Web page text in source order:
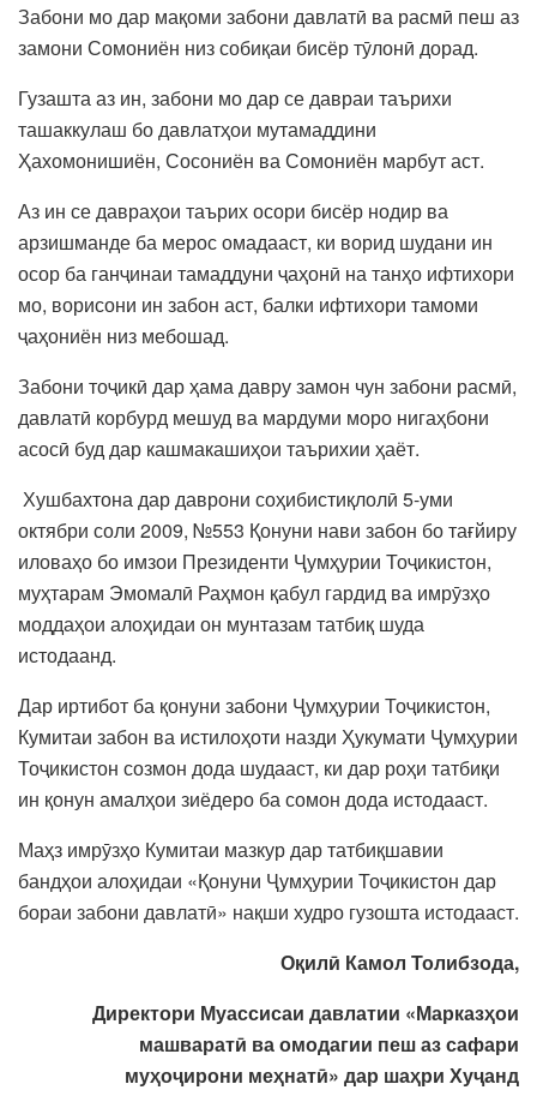
Забони мо дар мақоми забони давлатӣ ва расмӣ пеш аз
замони Сомониён низ собиқаи бисёр тӯлонӣ дорад.
Гузашта аз ин, забони мо дар се давраи таърихи
ташаккулаш бо давлатҳои мутамаддини
Ҳахомонишиён, Сосониён ва Сомониён марбут аст.
Аз ин се давраҳои таърих осори бисёр нодир ва
арзишманде ба мерос омадааст, ки ворид шудани ин
осор ба ганҷинаи тамаддуни ҷаҳонӣ на танҳо ифтихори
мо, ворисони ин забон аст, балки ифтихори тамоми
ҷаҳониён низ мебошад.
Забони тоҷикӣ дар ҳама давру замон чун забони расмӣ,
давлатӣ корбурд мешуд ва мардуми моро нигаҳбони
асосӣ буд дар кашмакашиҳои таърихии ҳаёт.
Хушбахтона дар даврони соҳибистиқлолӣ 5-уми
октябри соли 2009, №553 Қонуни нави забон бо тағйиру
иловаҳо бо имзои Президенти Ҷумҳурии Тоҷикистон,
муҳтарам Эмомалӣ Раҳмон қабул гардид ва имрӯзҳо
моддаҳои алоҳидаи он мунтазам татбиқ шуда
истодаанд.
Дар иртибот ба қонуни забони Ҷумҳурии Тоҷикистон,
Кумитаи забон ва истилоҳоти назди Ҳукумати Ҷумҳурии
Тоҷикистон созмон дода шудааст, ки дар роҳи татбиқи
ин қонун амалҳои зиёдеро ба сомон дода истодааст.
Маҳз имрӯзҳо Кумитаи мазкур дар татбиқшавии
бандҳои алоҳидаи «Қонуни Ҷумҳурии Тоҷикистон дар
бораи забони давлатӣ» нақши худро гузошта истодааст.
Оқилӣ Камол Толибзода,
Директори Муассисаи давлатии «Марказҳои
машваратӣ ва омодагии пеш аз сафари
муҳоҷирони меҳнатӣ» дар шаҳри Хуҷанд